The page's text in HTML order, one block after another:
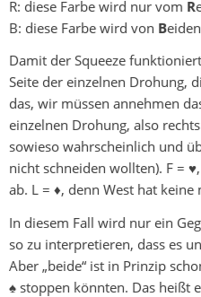
R: diese Farbe wird nur vom R
B: diese Farbe wird von B
Damit der Squeeze
Seite der einzelnen Drohung,
das, wir müssen annehmen
einzelnen Drohung, also
sowieso wahrscheinlich und
nicht schneiden wollten). F =
ab. L = ♦, denn West hat
In diesem Fall wird nur ein
so zu interpretieren, dass es
Aber „beide“ ist in Prinzip
♠ stoppen könnten. Das heißt